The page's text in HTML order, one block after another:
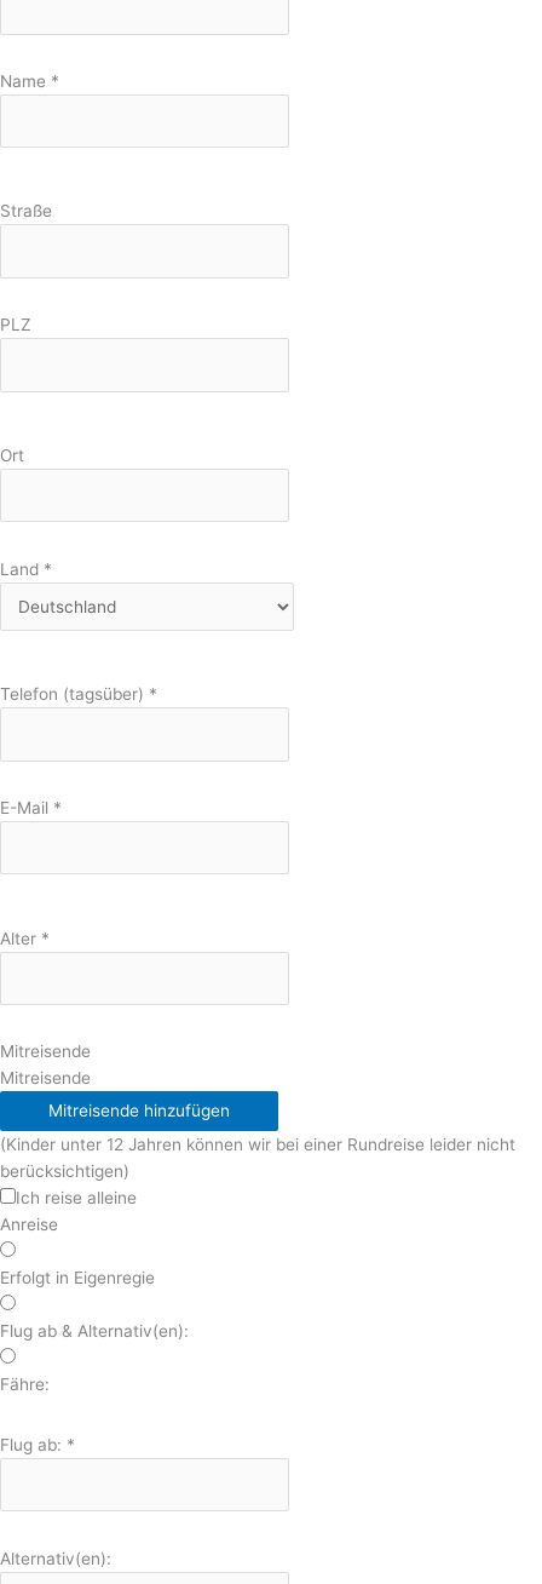
Name *
Straße
PLZ
Ort
Land *
Telefon (tagsüber) *
E-Mail *
Alter *
Mitreisende
Mitreisende
Mitreisende hinzufügen
(Kinder unter 12 Jahren können wir bei einer Rundreise leider nicht
berücksichtigen)
Ich reise alleine
Anreise
Erfolgt in Eigenregie
Flug ab & Alternativ(en):
Fähre:
Flug ab: *
Alternativ(en):